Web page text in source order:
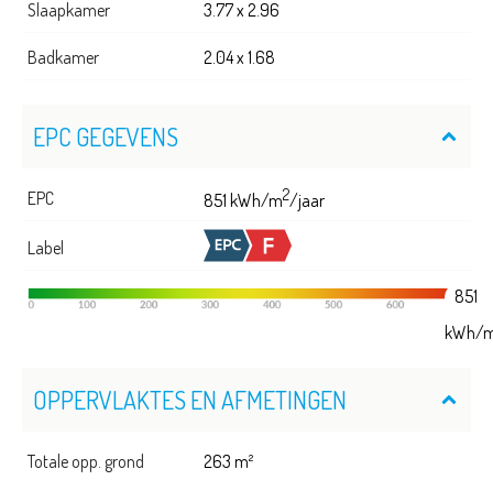
Slaapkamer 3.77 x 2.96
Badkamer 2.04 x 1.68
EPC GEGEVENS
EPC 851 kWh/m2/jaar
Label
851
kWh/
OPPERVLAKTES EN AFMETINGEN
Totale opp. grond 263 m²